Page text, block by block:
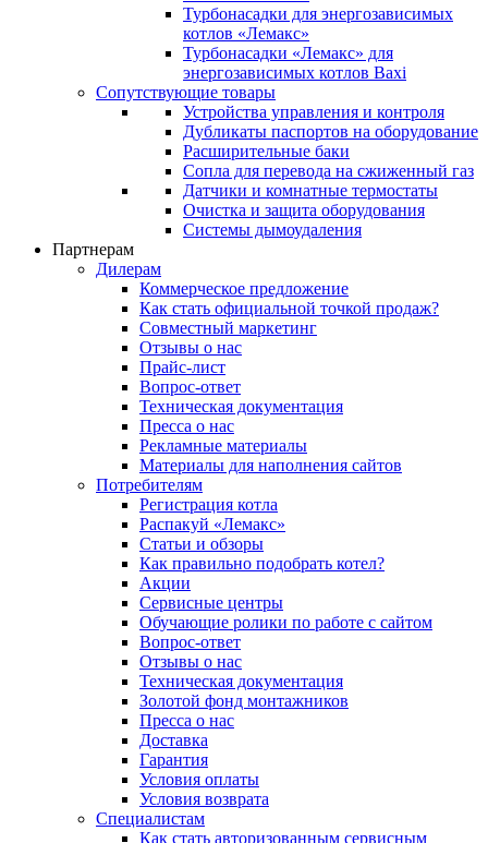
Турбонасадки для энергозависимых
котлов «Лемакс»
Турбонасадки «Лемакс» для
энергозависимых котлов Baxi
Сопутствующие товары
Устройства управления и контроля
Дубликаты паспортов на оборудование
Расширительные баки
Сопла для перевода на сжиженный газ
Датчики и комнатные термостаты
Очистка и защита оборудования
Системы дымоудаления
Партнерам
Дилерам
Коммерческое предложение
Как стать официальной точкой продаж?
Совместный маркетинг
Отзывы о нас
Прайс-лист
Вопрос-ответ
Техническая документация
Пресса о нас
Рекламные материалы
Материалы для наполнения сайтов
Потребителям
Регистрация котла
Распакуй «Лемакс»
Статьи и обзоры
Как правильно подобрать котел?
Акции
Сервисные центры
Обучающие ролики по работе с сайтом
Вопрос-ответ
Отзывы о нас
Техническая документация
Золотой фонд монтажников
Пресса о нас
Доставка
Гарантия
Условия оплаты
Условия возврата
Специалистам
Как стать авторизованным сервисным